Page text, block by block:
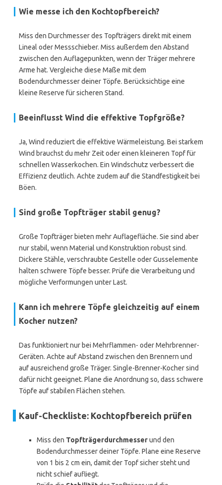
Wie messe ich den Kochtopfbereich?
Miss den Durchmesser des Topfträgers direkt mit einem
Lineal oder Messschieber. Miss außerdem den Abstand
zwischen den Auflagepunkten, wenn der Träger mehrere
Arme hat. Vergleiche diese Maße mit dem
Bodendurchmesser deiner Töpfe. Berücksichtige eine
kleine Reserve für sicheren Stand.
Beeinflusst Wind die effektive Topfgröße?
Ja, Wind reduziert die effektive Wärmeleistung. Bei starkem
Wind brauchst du mehr Zeit oder einen kleineren Topf für
schnellen Wasserkochen. Ein Windschutz verbessert die
Effizienz deutlich. Achte zudem auf die Standfestigkeit bei
Böen.
Sind große Topfträger stabil genug?
Große Topfträger bieten mehr Auflagefläche. Sie sind aber
nur stabil, wenn Material und Konstruktion robust sind.
Dickere Stähle, verschraubte Gestelle oder Gusselemente
halten schwere Töpfe besser. Prüfe die Verarbeitung und
mögliche Verformungen unter Last.
Kann ich mehrere Töpfe gleichzeitig auf einem
Kocher nutzen?
Das funktioniert nur bei Mehrflammen- oder Mehrbrenner-
Geräten. Achte auf Abstand zwischen den Brennern und
auf ausreichend große Träger. Single-Brenner-Kocher sind
dafür nicht geeignet. Plane die Anordnung so, dass schwere
Töpfe auf stabilen Flächen stehen.
Kauf-Checkliste: Kochtopfbereich prüfen
Miss den Topfträgerdurchmesserund den
Bodendurchmesser deiner Töpfe. Plane eine Reserve
von 1 bis 2 cm ein, damit der Topf sicher steht und
nicht schief aufliegt.